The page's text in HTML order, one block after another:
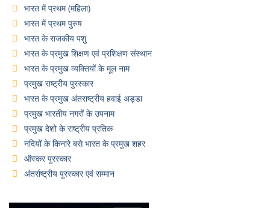
भारत में प्रथम (महिला)
भारत में प्रथम पुरुष
भारत के राजकीय पशु
भारत के प्रमुख शिक्षण एवं प्रशिक्षण संस्थान
भारत के प्रमुख व्यक्तियों के मूल नाम
प्रमुख राष्ट्रीय पुरस्कार
भारत के प्रमुख अंतराष्ट्रीय हवाई अड्डा
प्रमुख भारतीय नगरों के उपनाम
प्रमुख देशो के राष्ट्रीय प्रतिक
नदियों के किनारे बसे भारत के प्रमुख शहर
ऑस्कर पुरस्कार
अंतर्राष्ट्रीय पुरस्कार एवं सम्मान